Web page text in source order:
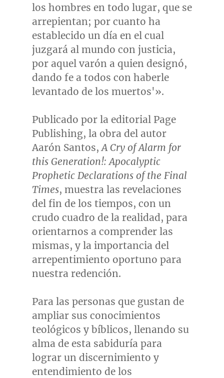
los hombres en todo lugar, que se
arrepientan; por cuanto ha
establecido un día en el cual
juzgará al mundo con justicia,
por aquel varón a quien designó,
dando fe a todos con haberle
levantado de los muertos'».
Publicado por la editorial Page
Publishing, la obra del autor
Aarón Santos,A Cry of Alarm for
this Generation!: Apocalyptic
Prophetic Declarations of the Final
Times, muestra las revelaciones
del fin de los tiempos, con un
crudo cuadro de la realidad, para
orientarnos a comprender las
mismas, y la importancia del
arrepentimiento oportuno para
nuestra redención.
Para las personas que gustan de
ampliar sus conocimientos
teológicos y bíblicos, llenando su
alma de esta sabiduría para
lograr un discernimiento y
entendimiento de los